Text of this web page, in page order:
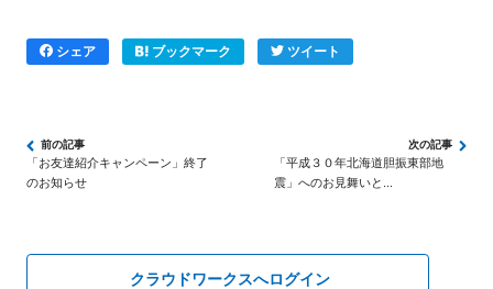
シェア ブックマーク ツイート
「お友達紹介キャンペーン」終了
のお知らせ
「平成３０年北海道胆振東部地
震」へのお見舞いと...
クラウドワークスへログイン